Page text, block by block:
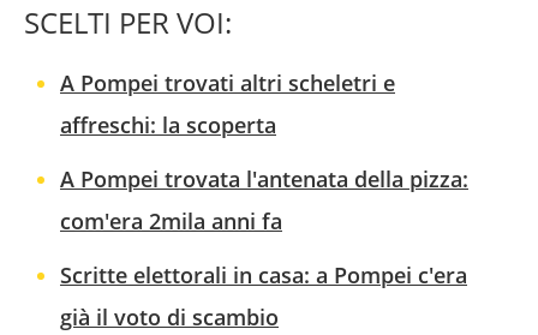
SCELTI PER VOI:
A Pompei trovati altri scheletri e
affreschi: la scoperta
A Pompei trovata l'antenata della pizza:
com'era 2mila anni fa
Scritte elettorali in casa: a Pompei c'era
già il voto di scambio